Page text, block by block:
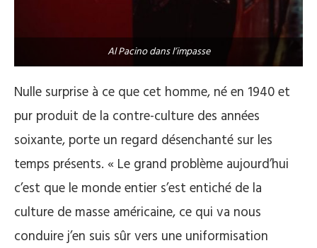
Al Pacino dans l’impasse
Nulle surprise à ce que cet homme, né en 1940 et
pur produit de la contre-culture des années
soixante, porte un regard désenchanté sur les
temps présents. « Le grand problème aujourd’hui
c’est que le monde entier s’est entiché de la
culture de masse américaine, ce qui va nous
conduire j’en suis sûr vers une uniformisation